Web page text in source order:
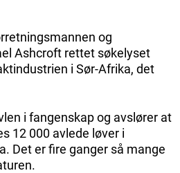
og
Ashcroft rettet søkelyset
i Sør-Afrika, det
i fangenskap og avslører at
12 000 avlede løver i
Det er fire ganger så mange